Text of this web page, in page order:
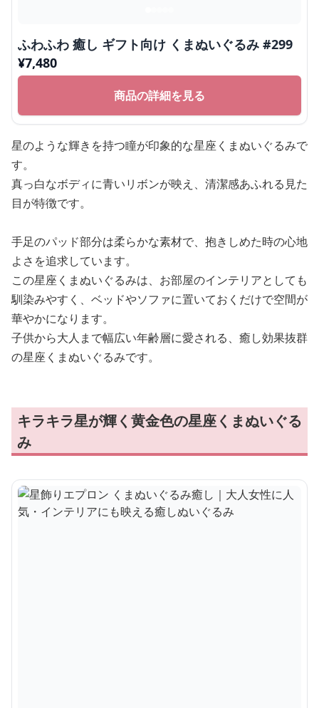
ふわふわ 癒し ギフト向け くまぬいぐるみ #299
¥7,480
商品の詳細を見る
星のような輝きを持つ瞳が印象的な星座くまぬいぐるみで
す。
真っ白なボディに青いリボンが映え、清潔感あふれる見た
目が特徴です。
手足のパッド部分は柔らかな素材で、抱きしめた時の心地
よさを追求しています。
この星座くまぬいぐるみは、お部屋のインテリアとしても
馴染みやすく、ベッドやソファに置いておくだけで空間が
華やかになります。
子供から大人まで幅広い年齢層に愛される、癒し効果抜群
の星座くまぬいぐるみです。
キラキラ星が輝く黄金色の星座くまぬいぐる
み